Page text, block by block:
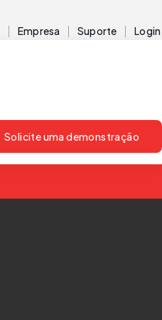
Empresa Suporte Login
Solicite uma demonstração